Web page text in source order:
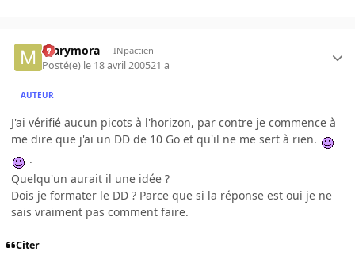
marymora INpactien
Posté(e) le 18 avril 200521 a
AUTEUR
J'ai vérifié aucun picots à l'horizon, par contre je commence à
me dire que j'ai un DD de 10 Go et qu'il ne me sert à rien.
.
Quelqu'un aurait il une idée ?
Dois je formater le DD ? Parce que si la réponse est oui je ne
sais vraiment pas comment faire.
Citer